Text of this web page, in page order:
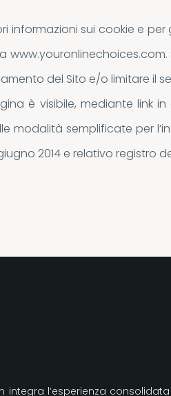
informazioni sui cookie e
del Sito e/o limitare il
è visibile, mediante link
modalità semplificate per
2014 e relativo registro
integra l’esperienza